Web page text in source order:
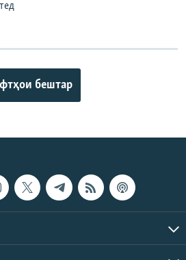
бештар